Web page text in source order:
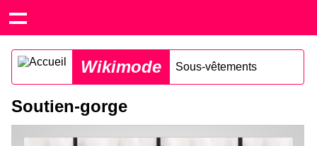
Wikimode Sous-vêtements
Soutien-gorge